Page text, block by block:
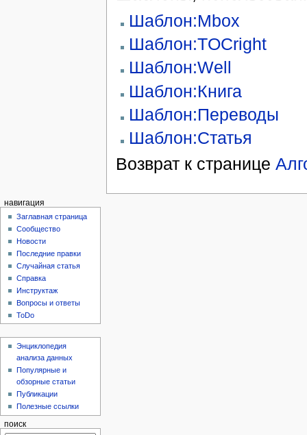
Шаблон:Mbox
Шаблон:TOCright
Шаблон:Well
Шаблон:Книга
Шаблон:Переводы
Шаблон:Статья
Возврат к странице
навигация
Заглавная страница
Сообщество
Новости
Последние правки
Случайная статья
Справка
Инструктаж
Вопросы и ответы
ToDo
Энциклопедия
анализа данных
Популярные и
обзорные статьи
Публикации
Полезные ссылки
поиск